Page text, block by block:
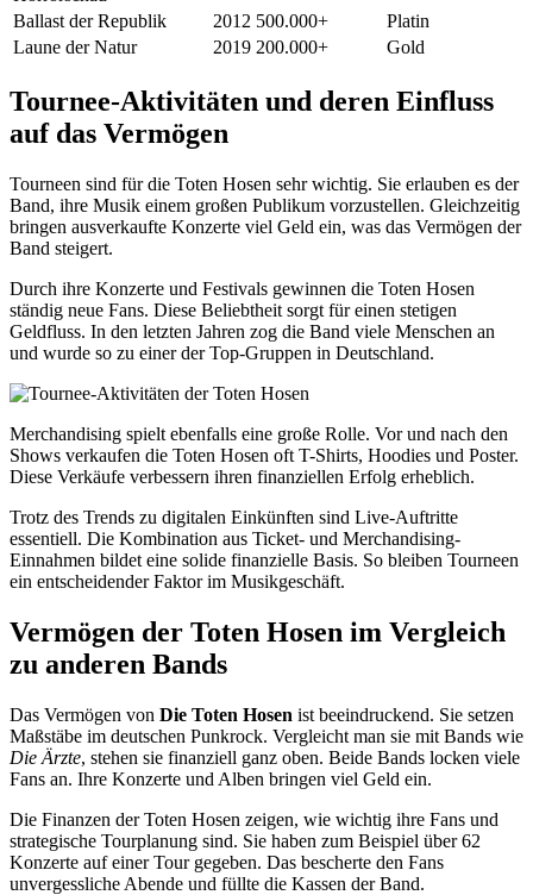
Ballast der Republik
2012 500.000+
Platin
Laune der Natur
2019 200.000+ Gold
Tournee-Aktivitäten und deren Einfluss
auf das Vermögen
Tourneen sind für die Toten Hosen sehr wichtig. Sie erlauben es der
Band, ihre Musik einem großen Publikum vorzustellen. Gleichzeitig
bringen ausverkaufte Konzerte viel Geld ein, was das Vermögen der
Band steigert.
Durch ihre Konzerte und Festivals gewinnen die Toten Hosen
ständig neue Fans. Diese Beliebtheit sorgt für einen stetigen
Geldfluss. In den letzten Jahren zog die Band viele Menschen an
und wurde so zu einer der Top-Gruppen in Deutschland.
Merchandising spielt ebenfalls eine große Rolle. Vor und nach den
Shows verkaufen die Toten Hosen oft T-Shirts, Hoodies und Poster.
Diese Verkäufe verbessern ihren finanziellen Erfolg erheblich.
Trotz des Trends zu digitalen Einkünften sind Live-Auftritte
essentiell. Die Kombination aus Ticket- und Merchandising-
Einnahmen bildet eine solide finanzielle Basis. So bleiben Tourneen
ein entscheidender Faktor im Musikgeschäft.
Vermögen der Toten Hosen im Vergleich
zu anderen Bands
Das Vermögen von Die Toten Hosen ist beeindruckend. Sie setzen
Maßstäbe im deutschen Punkrock. Vergleicht man sie mit Bands wie
Die Ärzte, stehen sie finanziell ganz oben. Beide Bands locken viele
Fans an. Ihre Konzerte und Alben bringen viel Geld ein.
Die Finanzen der Toten Hosen zeigen, wie wichtig ihre Fans und
strategische Tourplanung sind. Sie haben zum Beispiel über 62
Konzerte auf einer Tour gegeben. Das bescherte den Fans
unvergessliche Abende und füllte die Kassen der Band.